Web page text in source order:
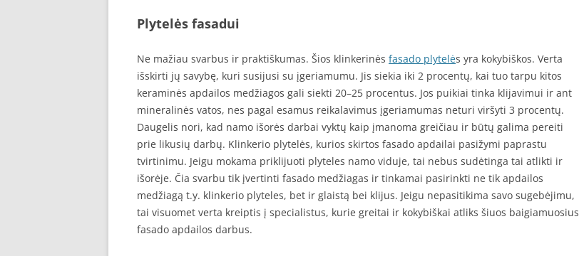
Plytelės fasadui
Ne mažiau svarbus ir praktiškumas. Šios klinkerinės fasado plytelės yra kokybiškos. Verta
išskirti jų savybę, kuri susijusi su įgeriamumu. Jis siekia iki 2 procentų, kai tuo tarpu kitos
keraminės apdailos medžiagos gali siekti 20–25 procentus. Jos puikiai tinka klijavimui ir ant
mineralinės vatos, nes pagal esamus reikalavimus įgeriamumas neturi viršyti 3 procentų.
Daugelis nori, kad namo išorės darbai vyktų kaip įmanoma greičiau ir būtų galima pereiti
prie likusių darbų. Klinkerio plytelės, kurios skirtos fasado apdailai pasižymi paprastu
tvirtinimu. Jeigu mokama priklijuoti plyteles namo viduje, tai nebus sudėtinga tai atlikti ir
išorėje. Čia svarbu tik įvertinti fasado medžiagas ir tinkamai pasirinkti ne tik apdailos
medžiagą t.y. klinkerio plyteles, bet ir glaistą bei klijus. Jeigu nepasitikima savo sugebėjimu,
tai visuomet verta kreiptis į specialistus, kurie greitai ir kokybiškai atliks šiuos baigiamuosius
fasado apdailos darbus.